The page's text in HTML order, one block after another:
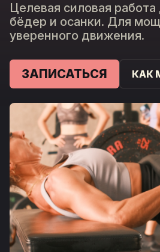
Целевая силовая
бёдер и осанки. Для
уверенного движения.
ЗАПИСАТЬСЯ КАК